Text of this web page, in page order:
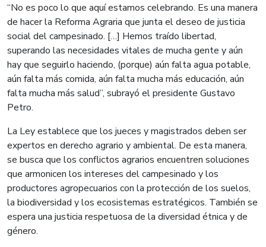
“No es poco lo que aquí estamos celebrando. Es una manera
de hacer la Reforma Agraria que junta el deseo de justicia
social del campesinado. […] Hemos traído libertad,
superando las necesidades vitales de mucha gente y aún
hay que seguirlo haciendo, (porque) aún falta agua potable,
aún falta más comida, aún falta mucha más educación, aún
falta mucha más salud”, subrayó el presidente Gustavo
Petro.
La Ley establece que los jueces y magistrados deben ser
expertos en derecho agrario y ambiental. De esta manera,
se busca que los conflictos agrarios encuentren soluciones
que armonicen los intereses del campesinado y los
productores agropecuarios con la protección de los suelos,
la biodiversidad y los ecosistemas estratégicos. También se
espera una justicia respetuosa de la diversidad étnica y de
género.